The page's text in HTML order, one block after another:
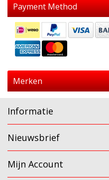
Payment Method
Merken
Informatie
Nieuwsbrief
Mijn Account